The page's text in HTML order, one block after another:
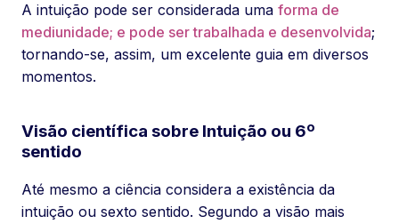
A intuição pode ser considerada uma forma de
mediunidade; e pode ser trabalhada e desenvolvida;
tornando-se, assim, um excelente guia em diversos
momentos.
Visão científica sobre Intuição ou 6º
sentido
Até mesmo a ciência considera a existência da
intuição ou sexto sentido. Segundo a visão mais